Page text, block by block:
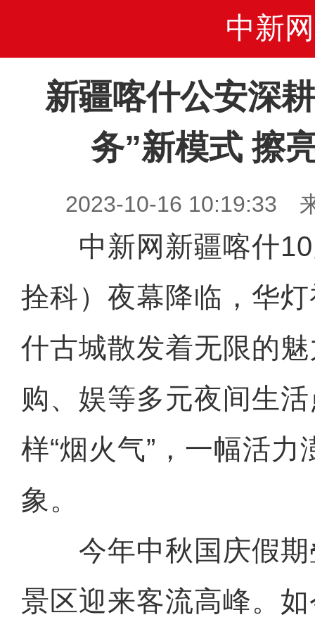
中新网
新疆喀什公安深
务”新模式 擦
2023-10-16 10:19:33
中新网新疆喀什10
拴科）夜幕降临，华
什古城散发着无限的
购、娱等多元夜间生
样“烟火气”，一幅活力
象。
今年中秋国庆假期
景区迎来客流高峰。